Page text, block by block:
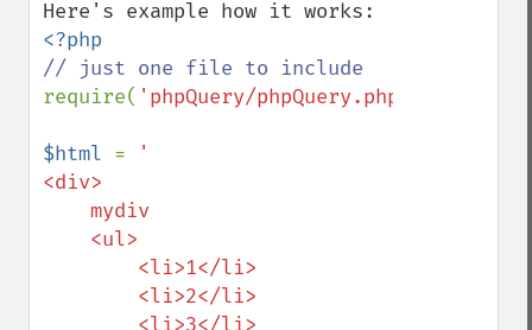
require( 'phpQuery/phpQuery.php'
$html =
'
<div>